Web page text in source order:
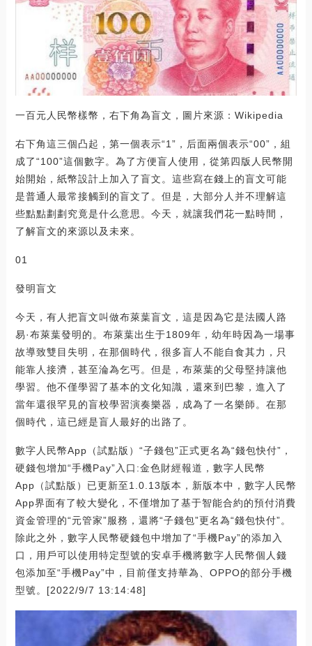
一百元人民幣樣幣，右下角為盲文，圖片來源：Wikipedia
右下角這三個凸起，第一個表示“1”，后面兩個表示“00”，組
成了“100”這個數字。為了方便盲人使用，從第四版人民幣開
始開始，紙幣設計上加入了盲文。這些寫在錢上的盲文可能
是普通人最常接觸到的盲文了。但是，大部分人并不理解這
些點點劃劃究竟是什么意思。今天，就讓我們花一點時間，
了解盲文的來源以及未來。
01
發明盲文
今天，有人把盲文叫做布萊葉盲文，這是因為它是法國人路
易·布萊葉發明的。布萊葉出生于1809年，幼年時因為一場事
故導致雙目失明，在那個時代，很多盲人不能自食其力，只
能靠人接濟，甚至淪為乞丐。但是，布萊葉的父母堅持讓他
學習。他不僅學習了基本的文化知識，還來到巴黎，進入了
當年還很罕見的盲校學習演奏樂器，成為了一名樂師。在那
個時代，這已經是盲人最好的出路了。
數字人民幣App（試點版）“子錢包”正式更名為“錢包快付”，
硬錢包增加“手機Pay”入口:金色財經報道，數字人民幣
App（試點版）已更新至1.0.13版本，新版本中，數字人民幣
App界面有了較大變化，不僅增加了基于智能合約的預付消費
資金管理的“元管家”服務，還將“子錢包”更名為“錢包快付”。
除此之外，數字人民幣硬錢包中增加了“手機Pay”的添加入
口，用戶可以使用特定型號的安卓手機將數字人民幣個人錢
包添加至“手機Pay”中，目前僅支持華為、OPPO的部分手機
型號。[2022/9/7 13:14:48]